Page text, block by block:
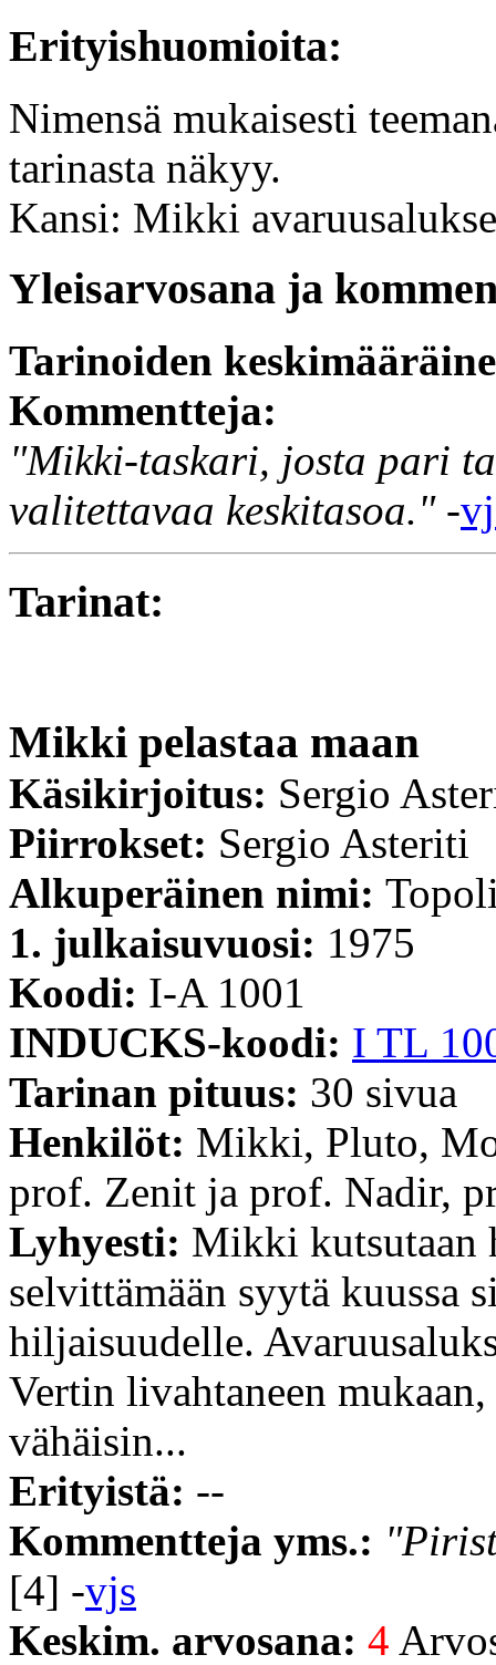
Erityishuomioita:
Nimensä mukaisesti
tarinasta näkyy.
Kansi: Mikki
Yleisarvosana ja
Tarinoiden
Kommentteja:
"Mikki-taskari, josta pari
valitettavaa keskitasoa."-
Tarinat:
Mikki pelastaa maan
Käsikirjoitus: Sergio
Piirrokset: Sergio Asteriti
Alkuperäinen nimi:
1. julkaisuvuosi: 1975
Koodi: I-A 1001
INDUCKS-koodi: I TL
Tarinan pituus: 30 sivua
Henkilöt: Mikki, Pluto,
prof. Zenit ja prof. Nadir,
Lyhyesti: Mikki kutsutaan
selvittämään syytä kuussa
hiljaisuudelle.
Vertin livahtaneen
vähäisin...
Erityistä: --
Kommentteja yms.:
[4] -vjs
Keskim. arvosana: 4